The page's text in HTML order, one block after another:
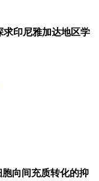
求印尼雅加达地区学
向间充质转化的抑